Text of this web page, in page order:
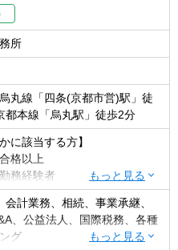
所
丸線「四条(京都市営)駅」徒
都本線「烏丸駅」徒歩2分
に該当する方】
格以上
務経験者
監査経験1年以上ある方)※税
計士の方も歓迎いたしま
許
計業務、相続、事業承継、
、公益法人、国際税務、各種
グ